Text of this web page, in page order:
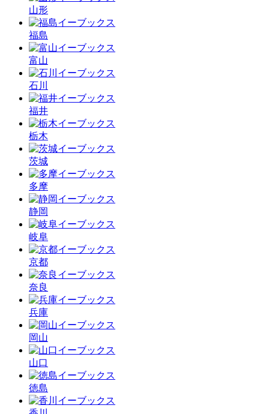
山形
福島
富山
石川
福井
栃木
茨城
多摩
静岡
岐阜
京都
奈良
兵庫
岡山
山口
徳島